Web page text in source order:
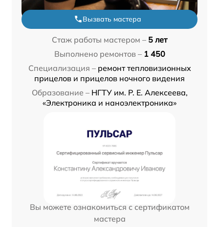
Вызвать мастера
Стаж работы мастером – 5 лет
Выполнено ремонтов – 1 450
Специализация – ремонт тепловизионных
прицелов и прицелов ночного видения
Образование – НГТУ им. Р. Е. Алексеева,
«Электроника и наноэлектроника»
Вы можете ознакомиться с сертификатом
мастера